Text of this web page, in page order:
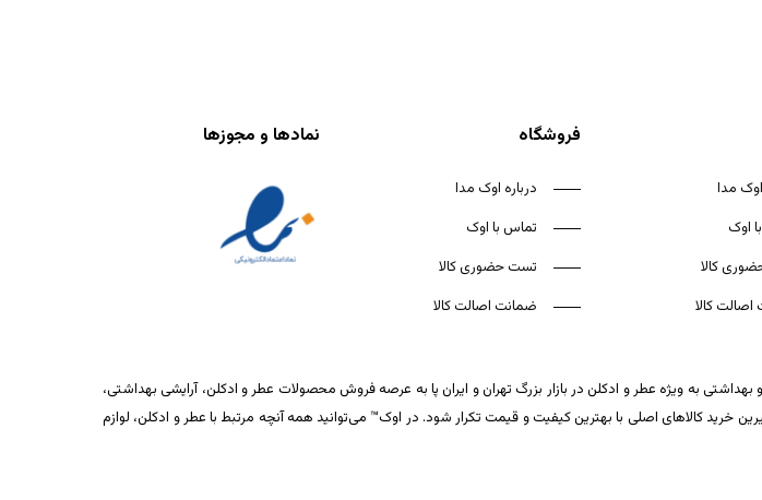
اوک مدا
اوک
کالا
کالا
فروشگاه
درباره اوک مدا
تماس با اوک
تست حضوری کالا
ضمانت اصالت کالا
نمادها و مجوزها
به ویژه عطر و ادکلن در بازار بزرگ تهران و ایران پا به عرصه فروش محصولات عطر و ادکلن، آرایشی بهداشتی،
کالاهای اصلی با بهترین کیفیت و قیمت تکرار شود. در اوک™ می‌توانید همه آنچه مرتبط با عطر و ادکلن، لوازم